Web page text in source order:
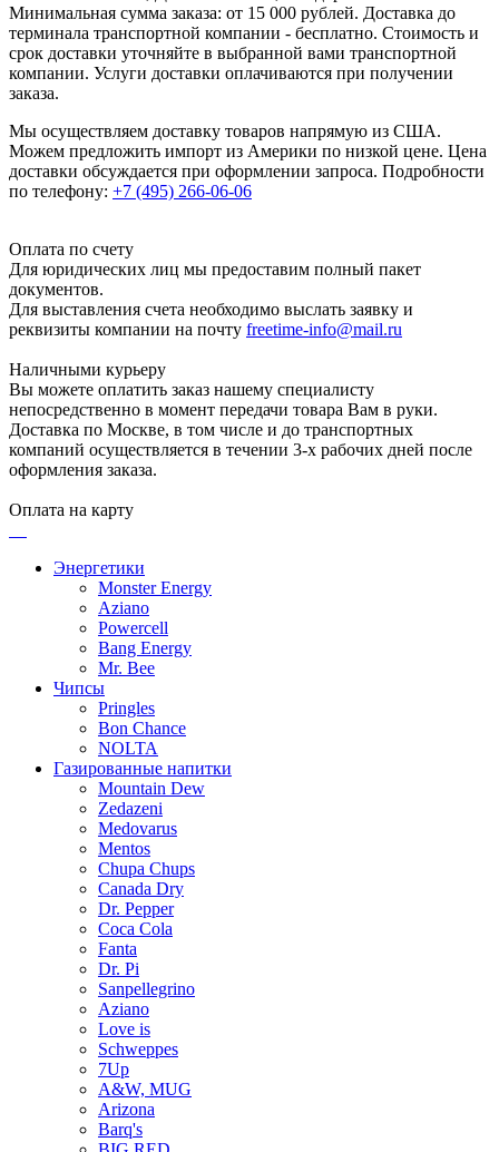
Минимальная сумма заказа: от 15 000 рублей. Доставка до
терминала транспортной компании - бесплатно. Стоимость и
срок доставки уточняйте в выбранной вами транспортной
компании. Услуги доставки оплачиваются при получении
заказа.
Мы осуществляем доставку товаров напрямую из США.
Можем предложить импорт из Америки по низкой цене. Цена
доставки обсуждается при оформлении запроса. Подробности
по телефону: +7 (495) 266-06-06
Оплата по счету
Для юридических лиц мы предоставим полный пакет
документов.
Для выставления счета необходимо выслать заявку и
реквизиты компании на почту freetime-info@mail.ru
Наличными курьеру
Вы можете оплатить заказ нашему специалисту
непосредственно в момент передачи товара Вам в руки.
Доставка по Москве, в том числе и до транспортных
компаний осуществляется в течении 3-х рабочих дней после
оформления заказа.
Оплата на карту
Энергетики
Monster Energy
Aziano
Powercell
Bang Energy
Mr. Bee
Чипсы
Pringles
Bon Chance
NOLTA
Газированные напитки
Mountain Dew
Zedazeni
Medovarus
Mentos
Chupa Chups
Canada Dry
Dr. Pepper
Coca Cola
Fanta
Dr. Pi
Sanpellegrino
Aziano
Love is
Schweppes
7Up
A&W, MUG
Arizona
Barq's